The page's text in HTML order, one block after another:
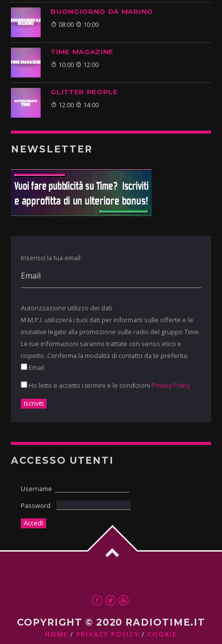
BUONGIORNO DA MARINO
08:00 10:00
TIME MAGAZINE
10:00 12:00
GLITTER PEOPLE
12:00 14:00
NEWSLETTER
Inserisci la tua email:
Autorizzazione utilizzo dei dati
M.M.P.I. utilizzerà i tuoi dati per informarti sulle offerte e le
iniziative legate alla promozione sulle radio del gruppo Time.
Le tue informazioni saranno trattate con senso etico e
rispetto. Conferma la modalità di contatto da te preferita:
Email
Ho letto e accetto i termini e le condizioni Privacy Policy
ACCESSO UTENTI
Username
Password
COPYRIGHT © 2020 RADIOTIME.IT
HOME PRIVACY POLICY COOKIE